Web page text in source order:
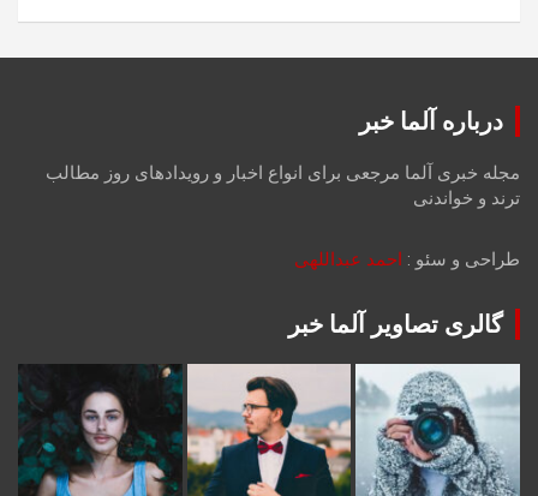
درباره آلما خبر
مجله خبری آلما مرجعی برای انواع اخبار و رویدادهای روز مطالب
ترند و خواندنی
طراحی و سئو : احمد عبداللهی
گالری تصاویر آلما خبر